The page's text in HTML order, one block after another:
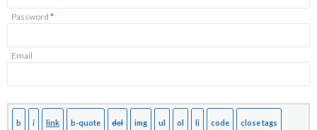
Password *
Email